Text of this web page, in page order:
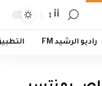
أأ
راديو الرشيد FM